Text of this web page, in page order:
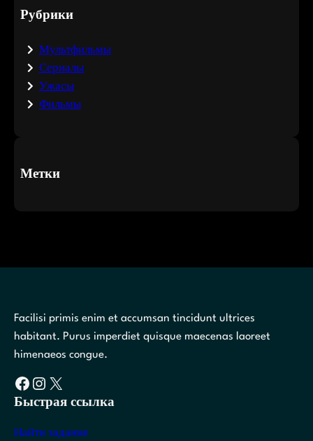
Рубрики
Мультфильмы
Сериалы
Ужасы
Фильмы
Метки
Facilisi primis enim et accumsan tincidunt ultrices
habitant. Purus imperdiet quisque maecenas laoreet
himenaeos congue.
Facebook Instagram X
Быстрая ссылка
Найти задание